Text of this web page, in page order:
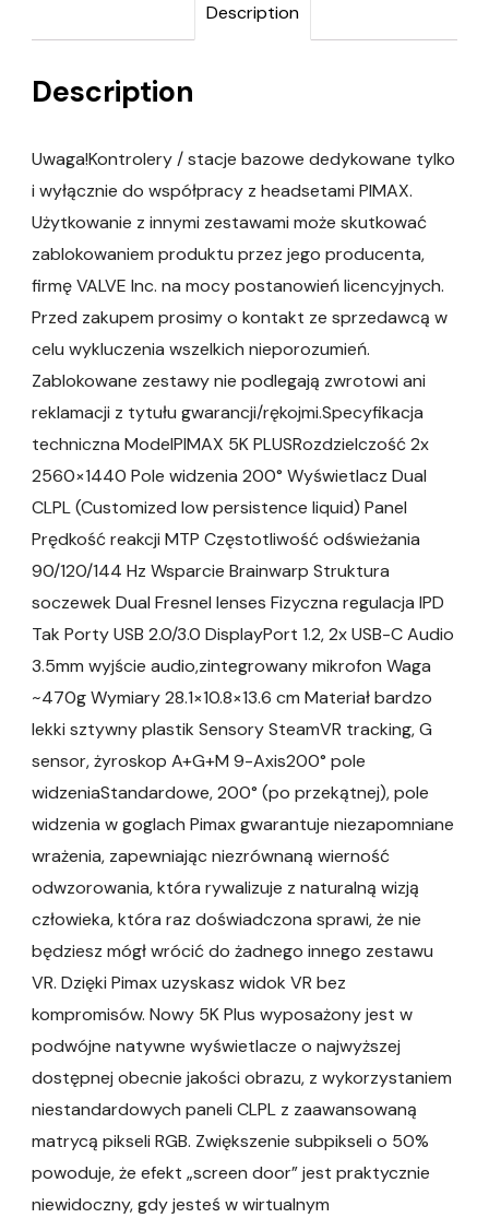
Description
Description
Uwaga!Kontrolery / stacje bazowe dedykowane tylko
i wyłącznie do współpracy z headsetami PIMAX.
Użytkowanie z innymi zestawami może skutkować
zablokowaniem produktu przez jego producenta,
firmę VALVE Inc. na mocy postanowień licencyjnych.
Przed zakupem prosimy o kontakt ze sprzedawcą w
celu wykluczenia wszelkich nieporozumień.
Zablokowane zestawy nie podlegają zwrotowi ani
reklamacji z tytułu gwarancji/rękojmi.Specyfikacja
techniczna ModelPIMAX 5K PLUSRozdzielczość 2x
2560×1440 Pole widzenia 200° Wyświetlacz Dual
CLPL (Customized low persistence liquid) Panel
Prędkość reakcji MTP Częstotliwość odświeżania
90/120/144 Hz Wsparcie Brainwarp Struktura
soczewek Dual Fresnel lenses Fizyczna regulacja IPD
Tak Porty USB 2.0/3.0 DisplayPort 1.2, 2x USB-C Audio
3.5mm wyjście audio,zintegrowany mikrofon Waga
~470g Wymiary 28.1×10.8×13.6 cm Materiał bardzo
lekki sztywny plastik Sensory SteamVR tracking, G
sensor, żyroskop A+G+M 9-Axis200° pole
widzeniaStandardowe, 200° (po przekątnej), pole
widzenia w goglach Pimax gwarantuje niezapomniane
wrażenia, zapewniając niezrównaną wierność
odwzorowania, która rywalizuje z naturalną wizją
człowieka, która raz doświadczona sprawi, że nie
będziesz mógł wrócić do żadnego innego zestawu
VR. Dzięki Pimax uzyskasz widok VR bez
kompromisów. Nowy 5K Plus wyposażony jest w
podwójne natywne wyświetlacze o najwyższej
dostępnej obecnie jakości obrazu, z wykorzystaniem
niestandardowych paneli CLPL z zaawansowaną
matrycą pikseli RGB. Zwiększenie subpikseli o 50%
powoduje, że efekt „screen door” jest praktycznie
niewidoczny, gdy jesteś w wirtualnym